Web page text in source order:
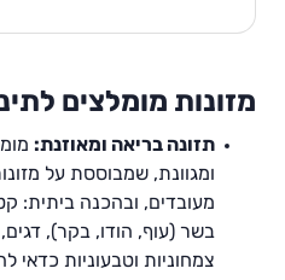
מזונות מומלצים
תזונה בריאה ומאוזנת:
ומגוונת, שמבוססת על
מעובדים, ובהכנה ביתית:
בשר (עוף, הודו, בקר),
צמחוניות וטבעוניות כדאי